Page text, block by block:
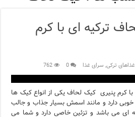
در زبان ترکی استانبولی
زبان ترکی استانبولی
زبان ترکی استانبولی
ترکیه ای با کرم
ترکی, سرای غذا 0
762
کرم پنیری کیک لحاف یکی از انواع کیک ها
دارد و مانند اسمش بسیار جذاب و جالب
ای می باشد و تزئین خاصی دارد و شما می